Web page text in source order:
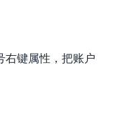
右键属性，把账户